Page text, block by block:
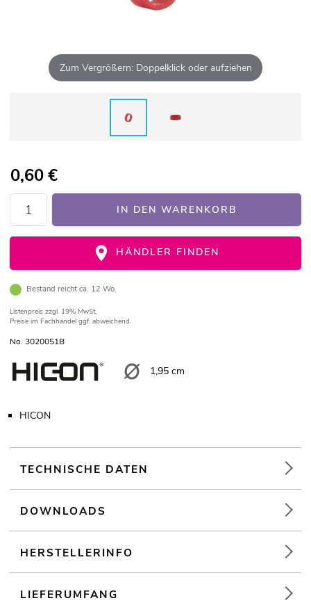
Zum Vergrößern: Doppelklick oder aufziehen
0,60€
IN DEN WARENKORB
HÄNDLER FINDEN
Bestand reicht ca. 12 Wo.
Listenpreis zzgl. 19% MwSt.
Preise im Fachhandel ggf. abweichend.
No. 3020051B
1,95 cm
HICON
TECHNISCHE DATEN
DOWNLOADS
HERSTELLERINFO
LIEFERUMFANG